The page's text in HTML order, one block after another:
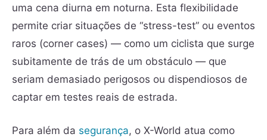
uma cena diurna em noturna. Esta flexibilidade
permite criar situações de “stress-test” ou eventos
raros (corner cases) — como um ciclista que surge
subitamente de trás de um obstáculo — que
seriam demasiado perigosos ou dispendiosos de
captar em testes reais de estrada.
Para além da segurança, o X-World atua como